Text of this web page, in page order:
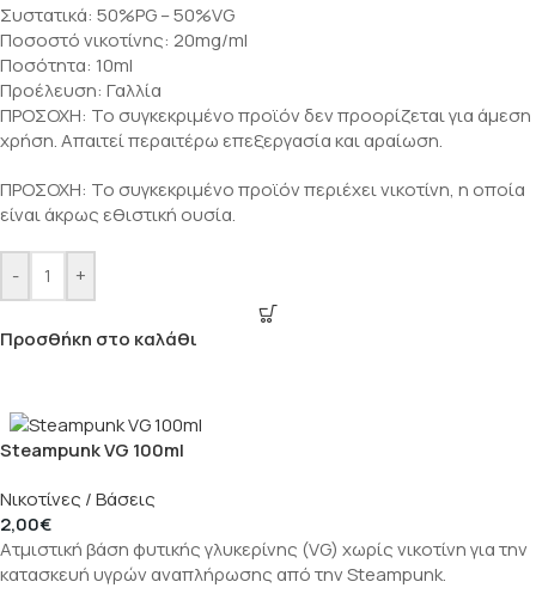
Συστατικά: 50%PG – 50%VG
Ποσοστό νικοτίνης: 20mg/ml
Ποσότητα: 10ml
Προέλευση: Γαλλία
ΠΡΟΣΟΧΗ: Το συγκεκριμένο προϊόν δεν προορίζεται για άμεση
χρήση. Απαιτεί περαιτέρω επεξεργασία και αραίωση.
ΠΡΟΣΟΧΗ: Το συγκεκριμένο προϊόν περιέχει νικοτίνη, η οποία
είναι άκρως εθιστική ουσία.
- +
Προσθήκη στο καλάθι
Steampunk VG 100ml
Νικοτίνες / Βάσεις
2,00€
Ατμιστική βάση φυτικής γλυκερίνης (VG) χωρίς νικοτίνη για την
κατασκευή υγρών αναπλήρωσης από την Steampunk.